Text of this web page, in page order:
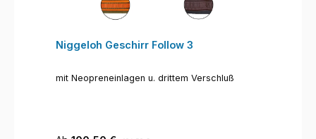
Niggeloh Geschirr Follow 3
mit Neopreneinlagen u. drittem Verschluß